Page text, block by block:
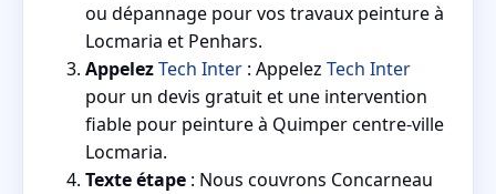
ou dépannage pour vos travaux peinture à
Locmaria et Penhars.
AppelezTech Inter : Appelez Tech Inter
pour un devis gratuit et une intervention
fiable pour peinture à Quimper centre-ville
Locmaria.
Texte étape : Nous couvrons Concarneau